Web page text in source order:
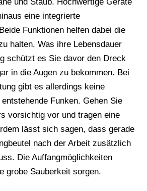
und Staub. Hochwertige Geräte
eine integrierte
Funktionen helfen dabei die
halten. Was ihre Lebensdauer
schützt es Sie davor den Dreck
in die Augen zu bekommen. Bei
gibt es allerdings keine
Funken. Gehen Sie
vorsichtig vor und tragen eine
lässt sich sagen, dass gerade
nach der Arbeit zusätzlich
Die Auffangmöglichkeiten
grobe Sauberkeit sorgen.